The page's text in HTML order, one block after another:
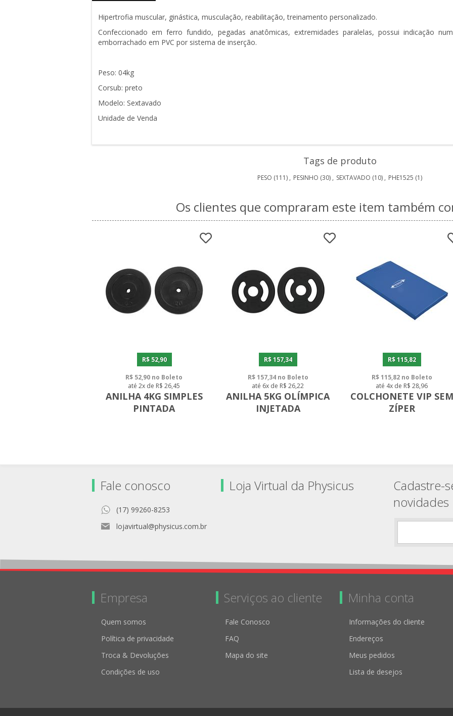
Hipertrofia muscular, ginástica, musculação, reabilitação, treinamento personalizado.
Confeccionado em ferro fundido, pegadas anatômicas, extremidades paralelas, possui indicação
emborrachado em PVC por sistema de inserção.
Peso: 04kg
Corsub: preto
Modelo: Sextavado
Unidade de Venda
Tags de produto
PESO (111) , PESINHO (30) , SEXTAVADO (10) , PHE1525 (1)
Os clientes que compraram este item também
R$ 52,90
R$ 52,90 no Boleto
até 2x de R$ 26,45
ANILHA 4KG SIMPLES
PINTADA
R$ 157,34
R$ 157,34 no Boleto
até 6x de R$ 26,22
ANILHA 5KG OLÍMPICA
INJETADA
R$ 115,82
R$ 115,82 no Boleto
até 4x de R$ 28,96
COLCHONETE VIP SEM
ZÍPER
Fale conosco
(17) 99260-8253
lojavirtual@physicus.com.br
Loja Virtual da Physicus
Cadastre-
novidades
Empresa
Quem somos
Política de privacidade
Troca & Devoluções
Condições de uso
Serviços ao cliente
Fale Conosco
FAQ
Mapa do site
Minha conta
Informações do cliente
Endereços
Meus pedidos
Lista de desejos